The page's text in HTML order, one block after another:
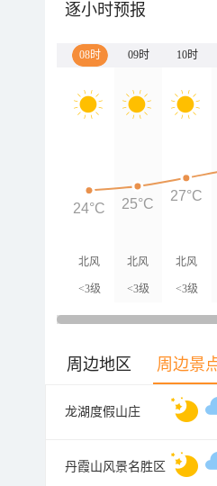
逐小时预报
08时 09时 10时
北风
<3级
北风
<3级
北风
<3级
24°C 25°C
27°C
周边地区 周边景
龙湖度假山庄
丹霞山风景名胜区